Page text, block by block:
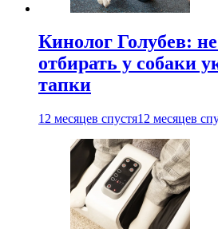
Кинолог Голубев: не
отбирать у собаки
тапки
12 месяцев спустя12 месяцев